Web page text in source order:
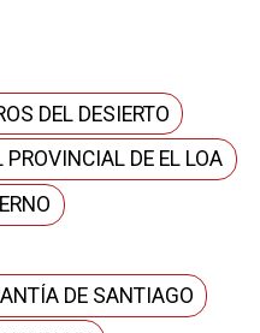
DEL DESIERTO
PROVINCIAL DE EL LOA
DE SANTIAGO